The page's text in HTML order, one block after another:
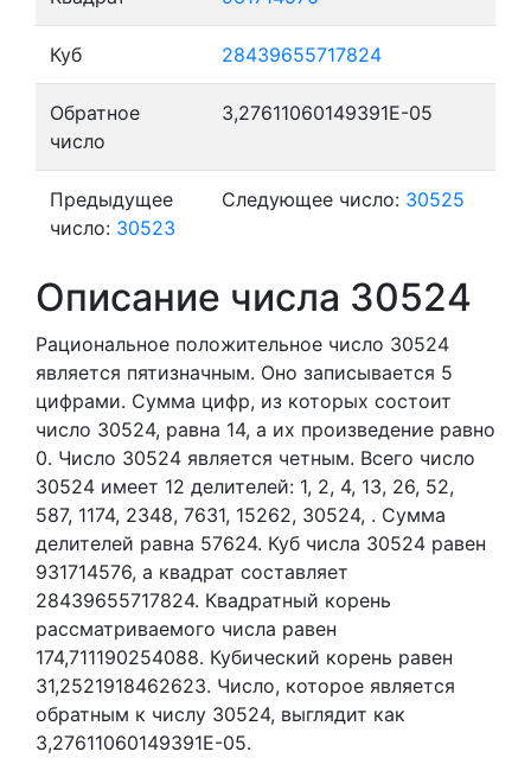
Куб 28439655717824
Обратное
число
3,27611060149391E-05
Предыдущее
число: 30523
Следующее число: 30525
Описание числа 30524
Рациональное положительное число 30524
является пятизначным. Оно записывается 5
цифрами. Сумма цифр, из которых состоит
число 30524, равна 14, а их произведение равно
0. Число 30524 является четным. Всего число
30524 имеет 12 делителей: 1, 2, 4, 13, 26, 52,
587, 1174, 2348, 7631, 15262, 30524, . Сумма
делителей равна 57624. Куб числа 30524 равен
931714576, а квадрат составляет
28439655717824. Квадратный корень
рассматриваемого числа равен
174,711190254088. Кубический корень равен
31,2521918462623. Число, которое является
обратным к числу 30524, выглядит как
3,27611060149391E-05.